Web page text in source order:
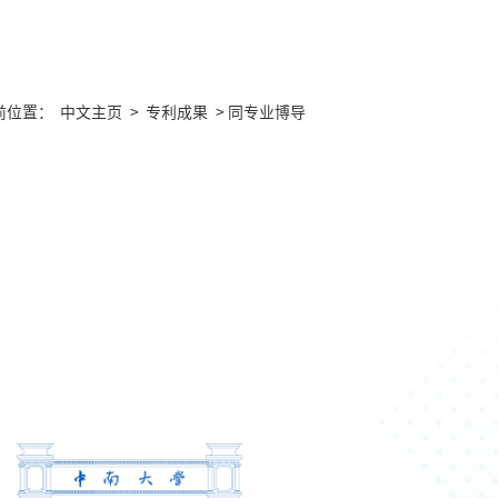
位置： 中文主页 > 专利成果 > 同专业博导